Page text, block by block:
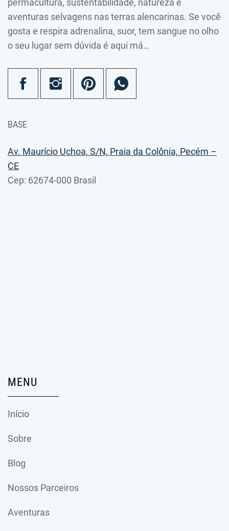
permacultura, sustentabilidade, natureza e
aventuras selvagens nas terras alencarinas. Se você
gosta e respira adrenalina, suor, tem sangue no olho
o seu lugar sem dúvida é aqui má…
BASE
Av. Maurício Uchoa, S/N, Praia da Colônia, Pecém –
CE
Cep: 62674-000 Brasil
MENU
Início
Sobre
Blog
Nossos Parceiros
Aventuras